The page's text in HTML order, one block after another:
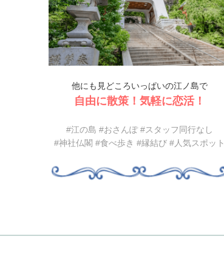
他にも見どころいっぱいの江ノ島で
自由に散策！気軽に恋活！
#江の島 #おさんぽ #スタッフ同行なし
#神社仏閣 #食べ歩き #縁結び #人気スポット